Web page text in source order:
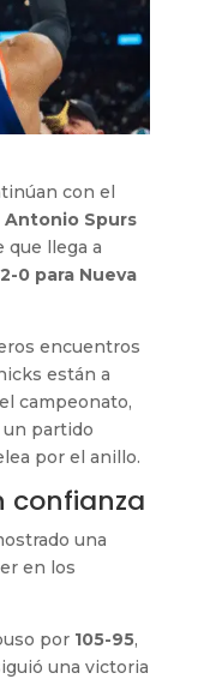
con el
Antonio Spurs
que llega a
2-0 para Nueva
encuentros
están a
campeonato,
partido
por el anillo.
confianza
una
en los
por 105-95,
una victoria